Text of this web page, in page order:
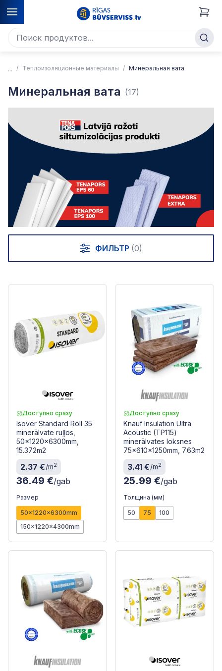
Теплоизоляционные материалы Минеральная вата
Минеральная вата (17)
ФИЛЬТР (0)
Доступно сразу
Isover Standard Roll 35
minerālvate ruļļos,
50x1220x6300mm,
15.372m2
2.37 €/m2
36.49 €/gab
Размер
50x1220x6300mm
150x1220x4300mm
Доступно сразу
Knauf Insulation Ultra
Acoustic (TP115)
minerālvates loksnes
75x610x1250mm, 7.63m2
3.41 €/m2
25.99 €/gab
Толщина (мм)
50 75 100